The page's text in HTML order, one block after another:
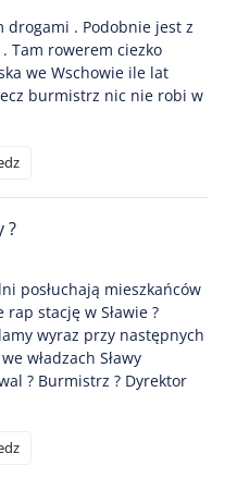
drogami . Podobnie jest z
Tam rowerem ciezko
we Wschowie ile lat
burmistrz nic nie robi w
?
posłuchają mieszkańców
stację w Sławie ?
wyraz przy następnych
władzach Sławy
? Burmistrz ? Dyrektor